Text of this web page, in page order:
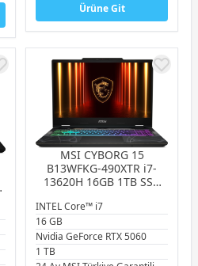
Ürüne Git
MSI CYBORG 15
B13WFKG-490XTR i7-
13620H 16GB 1TB SSD
FHD 144Hz FreeDOS
Gaming Notebook
INTEL Core™ i7
16 GB
Nvidia GeForce RTX 5060
1 TB